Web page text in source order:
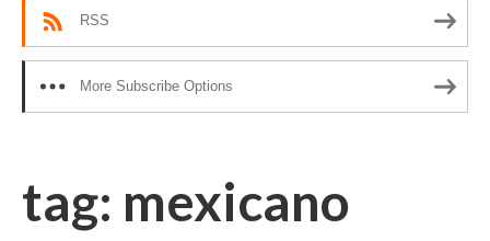
RSS
More Subscribe Options
tag: mexicano